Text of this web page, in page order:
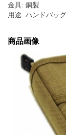
金具: 銅製
用途: ハンドバッ
商品画像